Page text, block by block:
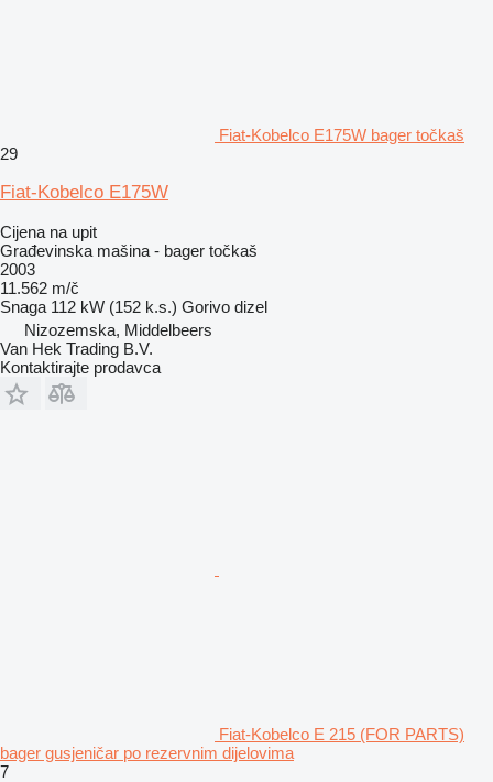
Fiat-Kobelco E175W bager točkaš
29
Fiat-Kobelco E175W
Cijena na upit
Građevinska mašina - bager točkaš
2003
11.562 m/č
Snaga 112 kW (152 k.s.) Gorivo dizel
Nizozemska, Middelbeers
Van Hek Trading B.V.
Kontaktirajte prodavca
Fiat-Kobelco E 215 (FOR PARTS)
bager gusjeničar po rezervnim dijelovima
7